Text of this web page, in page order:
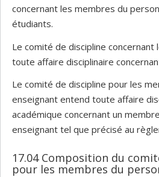
concernant les membres du
étudiants.
Le comité de discipline
toute affaire disciplinaire
Le comité de discipline pour les
enseignant entend toute affaire
académique concernant un
enseignant tel que précisé au
17.04 Composition du
pour les membres du